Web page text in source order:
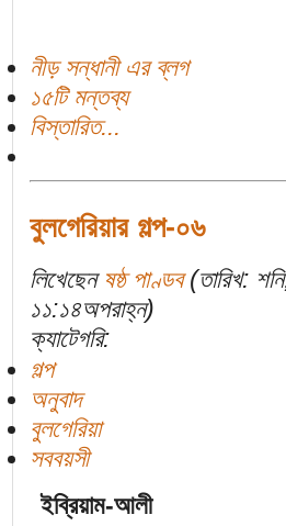
নীড় সন্ধানী এর ব্লগ
১৫টি মন্তব্য
বিস্তারিত...
বুলগেরিয়ার গল্প-০৬
লিখেছেন ষষ্ঠ পাণ্ডব(তারিখ:
১১:১৪অপরাহ্ন)
ক্যাটেগরি:
গল্প
অনুবাদ
বুলগেরিয়া
সববয়সী
ইব্রিয়াম-আলী